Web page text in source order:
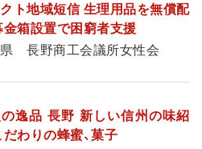
ト地域短信 生理用品を無償配
金箱設置で困窮者支援
長野商工会議所女性会
逸品 長野 新しい信州の味紹
だわりの蜂蜜、菓子